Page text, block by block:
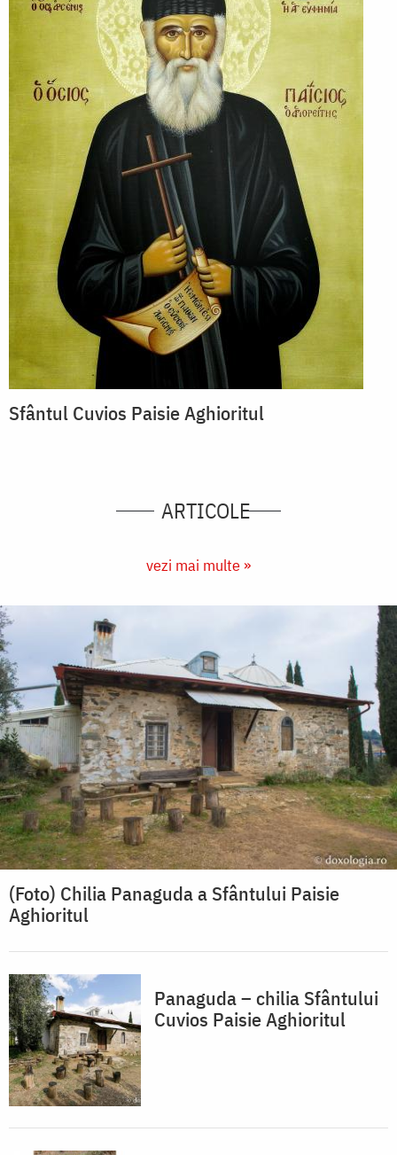
Sfântul Cuvios Paisie Aghioritul
ARTICOLE
vezi mai multe »
(Foto) Chilia Panaguda a Sfântului Paisie
Aghioritul
Panaguda – chilia Sfântului
Cuvios Paisie Aghioritul